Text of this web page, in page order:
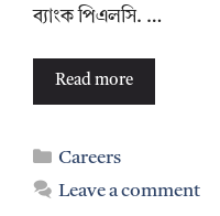
ব্যাংক পিএলসি. …
Read more
Categories
Careers
Leave a comment